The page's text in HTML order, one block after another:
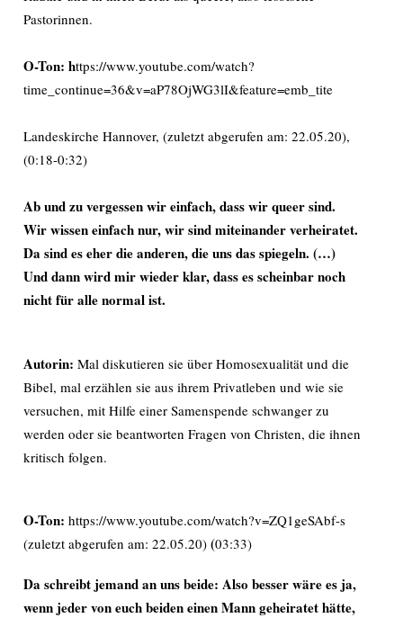
Pastorinnen.
O-Ton: https://www.youtube.com/watch?
time_continue=36&v=aP78OjWG3lI&feature=emb_tite
Landeskirche Hannover, (zuletzt abgerufen am: 22.05.20),
(0:18-0:32)
Ab und zu vergessen wir einfach, dass wir queer sind.
Wir wissen einfach nur, wir sind miteinander verheiratet.
Da sind es eher die anderen, die uns das spiegeln. (…)
Und dann wird mir wieder klar, dass es scheinbar noch
nicht für alle normal ist.
Autorin: Mal diskutieren sie über Homosexualität und die
Bibel, mal erzählen sie aus ihrem Privatleben und wie sie
versuchen, mit Hilfe einer Samenspende schwanger zu
werden oder sie beantworten Fragen von Christen, die ihnen
kritisch folgen.
O-Ton: https://www.youtube.com/watch?v=ZQ1geSAbf-s
(zuletzt abgerufen am: 22.05.20) (03:33)
Da schreibt jemand an uns beide: Also besser wäre es ja,
wenn jeder von euch beiden einen Mann geheiratet hätte,